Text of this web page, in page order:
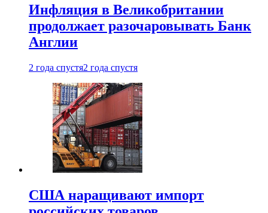
Инфляция в Великобритании
продолжает разочаровывать Банк
Англии
2 года спустя2 года спустя
США наращивают импорт